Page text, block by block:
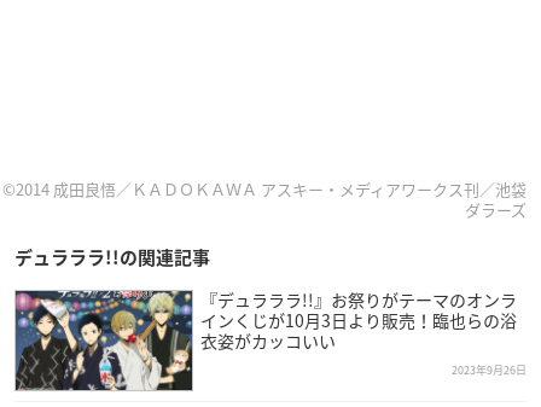
©2014 成田良悟／ＫＡＤＯＫＡＷＡ アスキー・メディアワークス刊／池袋
ダラーズ
デュラララ!!の関連記事
『デュラララ!!』お祭りがテーマのオンラ
インくじが10月3日より販売！臨也らの浴
衣姿がカッコいい
2023年9月26日